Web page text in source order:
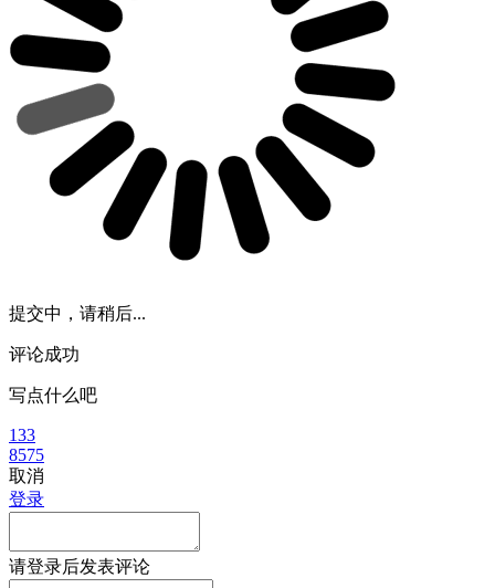
提交中，请稍后...
评论成功
写点什么吧
133
8575
取消
登录
请登录后发表评论